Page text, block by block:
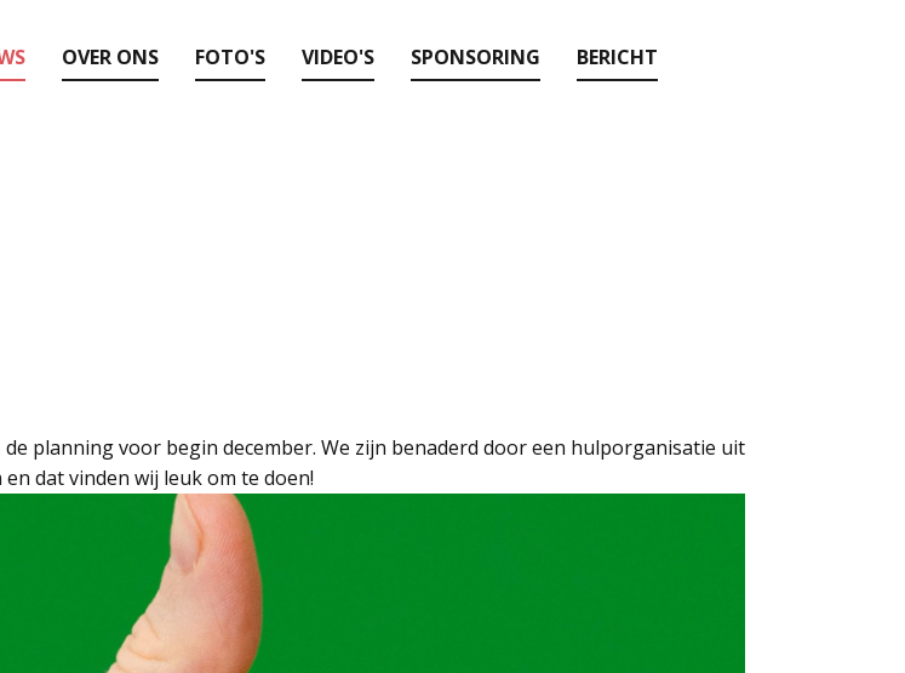
OVER ONS FOTO'S VIDEO'S SPONSORING BERICHT
planning voor begin december. We zijn benaderd door een hulporganisatie uit
dat vinden wij leuk om te doen!